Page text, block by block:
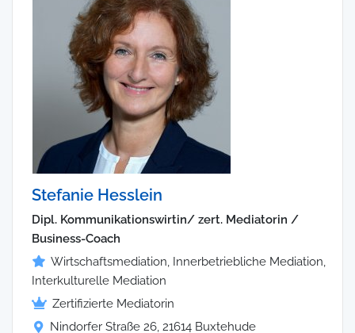
Stefanie Hesslein
Dipl. Kommunikationswirtin/ zert. Mediatorin /
Business-Coach
Wirtschaftsmediation, Innerbetriebliche Mediation,
Interkulturelle Mediation
Zertifizierte Mediatorin
Nindorfer Straße 26, 21614 Buxtehude